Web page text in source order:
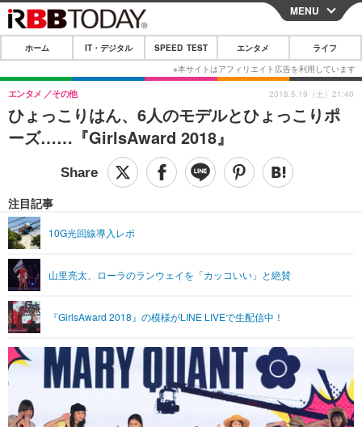
CLOSE
ホーム
IT・デジタル
IT・デジタルTOP スマートフォン
ショッピング その他
SPEED TEST
エンタメTOP 映画・ドラマ
グラビア ブログ
ショッピング その他
ライフTOP
リリース一覧
プッシュ通知の停止方法
MENU
ホーム IT・デジタル SPEED TEST エンタメ ライフ
ひょっこりはん、6人のモデルとひょっこりポ
ーズ……『GirlsAward 2018』
エンタメ その他
注目記事
10G光回線導入レポ
山里亮太、ローラのランウェイを「カッコいい」と絶賛
『GirlsAward 2018』の模様がLINE LIVEで生配信中！
2018.5.19（土）21:40